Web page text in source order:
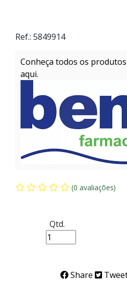
Ref.: 5849914
Conheça todos os
aqui.
(0 avaliações)
Qtd.
Share